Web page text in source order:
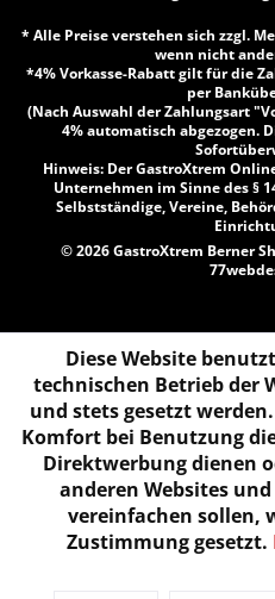
* Alle Preise verstehen sich zzgl.
wenn nicht
*4% Vorkasse-Rabatt gilt für die
per
(Nach Auswahl der Zahlungsart
4% automatisch abgezogen.
Hinweis: Der GastroXtrem
Unternehmen im Sinne des §
Selbstständige, Vereine,
© 2026 GastroXtrem Berner
Diese Website
technischen Betrieb der
und stets gesetzt
Komfort bei Benutzung
Direktwerbung dienen
anderen Websites
vereinfachen sollen,
Zustimmung gesetzt.